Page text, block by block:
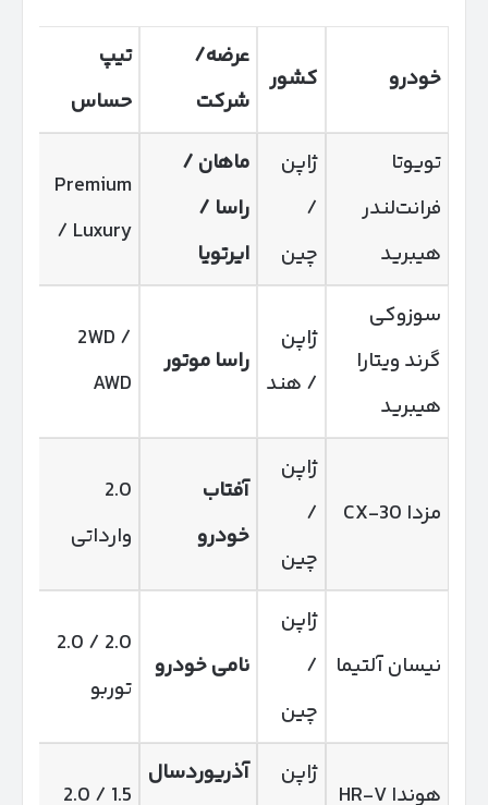
خودرو کشور
عرضه/
شرکت
تیپ
حساس
تویوتا
فرانت‌لندر
هیبرید
ژاپن
/
چین
ماهان /
راسا /
ایرتویا
Premium
/ Luxury
سوزوکی
گرند ویتارا
هیبرید
ژاپن
/ هند
راسا موتور
2WD /
AWD
مزدا CX-30
ژاپن
/
چین
آفتاب
خودرو
2.0
وارداتی
نیسان آلتیما
ژاپن
/
چین
نامی خودرو
2.0 / 2.0
توربو
هوندا HR-V
ژاپن
آذریوردسال
1.5 / 2.0